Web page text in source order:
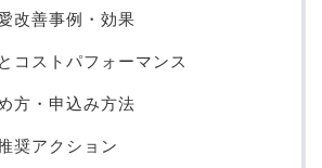
改善事例・効果
コストパフォーマンス
方・申込み方法
奨アクション